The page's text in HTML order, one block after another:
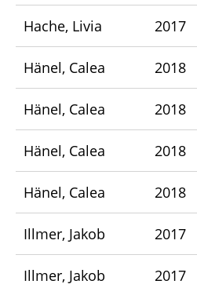
Hache, Livia 2017
Hänel, Calea 2018
Hänel, Calea 2018
Hänel, Calea 2018
Hänel, Calea 2018
Illmer, Jakob 2017
Illmer, Jakob 2017